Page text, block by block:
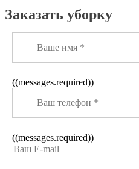
Заказать уборку
((messages.required))
((messages.required))